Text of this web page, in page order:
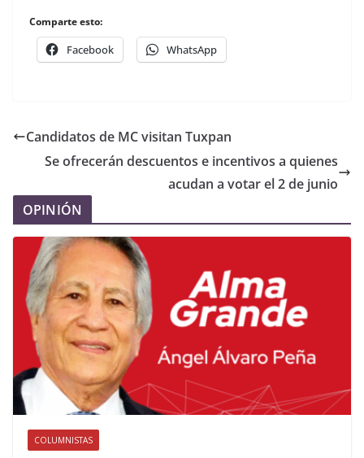
Comparte esto:
Facebook WhatsApp
Candidatos de MC visitan Tuxpan
Se ofrecerán descuentos e incentivos a quienes
acudan a votar el 2 de junio
OPINIÓN
COLUMNISTAS